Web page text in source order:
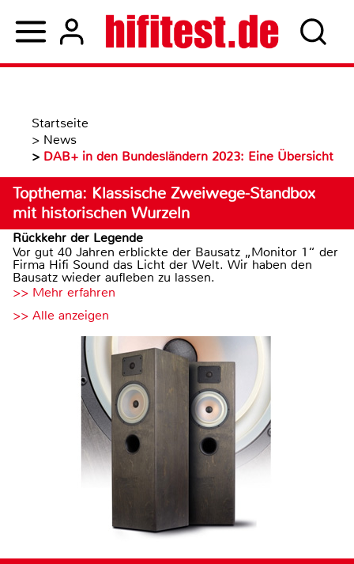
Startseite
> News
> DAB+ in den Bundesländern 2023: Eine Übersicht
Topthema: Klassische Zweiwege-Standbox
mit historischen Wurzeln
Rückkehr der Legende
Vor gut 40 Jahren erblickte der Bausatz „Monitor 1“ der
Firma Hifi Sound das Licht der Welt. Wir haben den
Bausatz wieder aufleben zu lassen.
>> Mehr erfahren
>> Alle anzeigen